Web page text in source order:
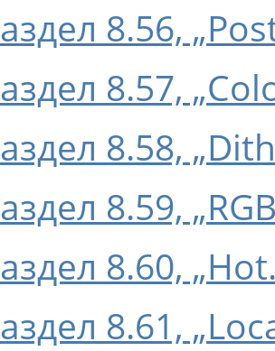
8.56,
8.57,
8.58,
8.59,
8.60,
8.61,